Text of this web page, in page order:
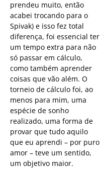
prendeu muito, então
acabei trocando para o
Spivak) e isso fez total
diferença, foi essencial ter
um tempo extra para não
só passar em cálculo,
como também aprender
coisas que vão além. O
torneio de cálculo foi, ao
menos para mim, uma
espécie de sonho
realizado, uma forma de
provar que tudo aquilo
que eu aprendi – por puro
amor – teve um sentido,
um objetivo maior.